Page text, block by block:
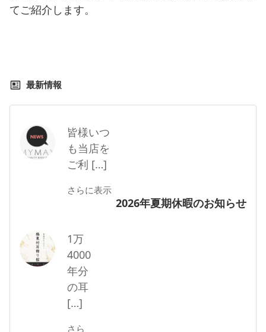
てご紹介します。
最新情報
2026年夏期休暇のお知らせ
皆様いつ
も当店を
ご利 […]
さらに表示
1万
4000
年分
の耳
[…]
さら